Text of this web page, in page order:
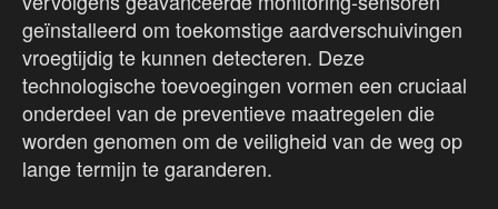
geïnstalleerd om toekomstige aardverschuivingen
vroegtijdig te kunnen detecteren. Deze
technologische toevoegingen vormen een cruciaal
onderdeel van de preventieve maatregelen die
worden genomen om de veiligheid van de weg op
lange termijn te garanderen.